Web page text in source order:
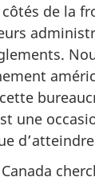
de la
une